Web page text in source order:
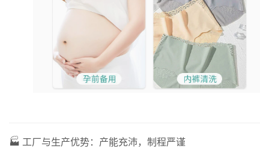
🏭 工厂与生产优势：产能充沛，制程严谨